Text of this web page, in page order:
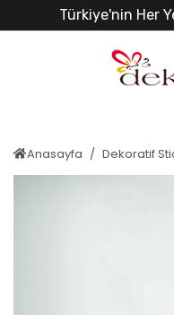
Türkiye'nin Her
Anasayfa Dekoratif